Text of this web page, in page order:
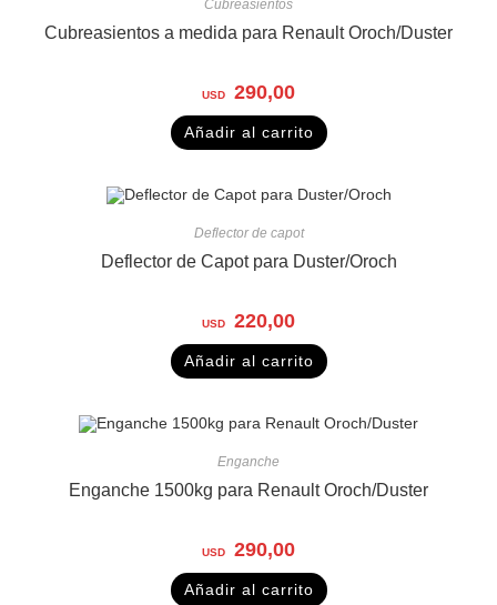
Cubreasientos
Cubreasientos a medida para Renault Oroch/Duster
290,00
Añadir al carrito
Deflector de capot
Deflector de Capot para Duster/Oroch
220,00
Añadir al carrito
Enganche
Enganche 1500kg para Renault Oroch/Duster
290,00
Añadir al carrito